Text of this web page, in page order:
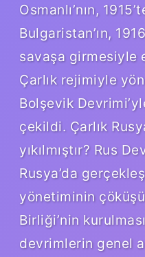
Osmanlı’nın,
Bulgaristan’ın,
savaşa girmesiyle
Çarlık rejimiyle
Bolşevik
çekildi. Çarlık
yıkılmıştır? Rus
Rusya’da
yönetiminin
Birliği’nin
devrimlerin genel